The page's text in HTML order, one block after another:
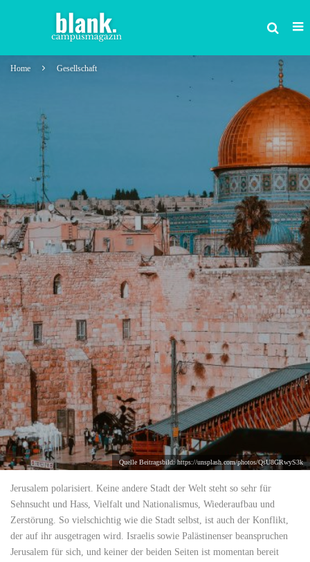
Home Gesellschaft
Quelle Beitragsbild: https://unsplash.com/photos/QsU8GRwyS3k
Jerusalem polarisiert. Keine andere Stadt der Welt steht so sehr für
Sehnsucht und Hass, Vielfalt und Nationalismus, Wiederaufbau und
Zerstörung. So vielschichtig wie die Stadt selbst, ist auch der Konflikt,
der auf ihr ausgetragen wird. Israelis sowie Palästinenser beanspruchen
Jerusalem für sich, und keiner der beiden Seiten ist momentan bereit